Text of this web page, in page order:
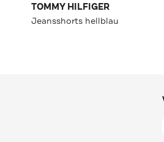
TOMMY HILFIGER
Jeansshorts hellblau